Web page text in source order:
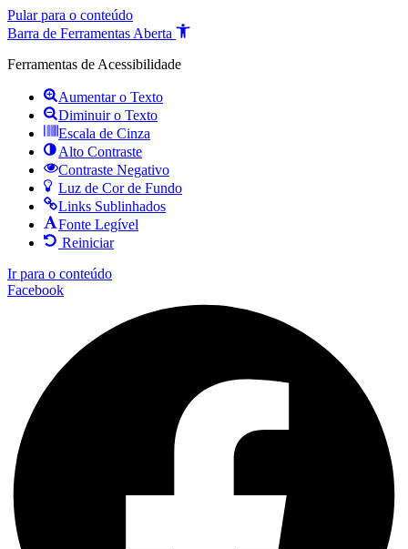
Pular para o conteúdo
Barra de Ferramentas Aberta
Ferramentas de Acessibilidade
Aumentar o Texto
Diminuir o Texto
Escala de Cinza
Alto Contraste
Contraste Negativo
Luz de Cor de Fundo
Links Sublinhados
Fonte Legível
Reiniciar
Ir para o conteúdo
Facebook